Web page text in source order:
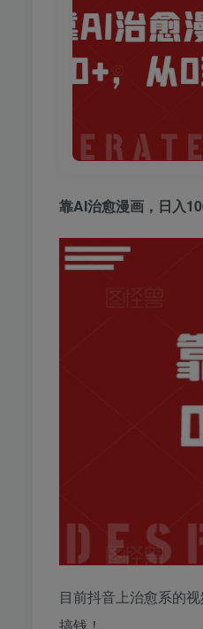
靠AI治愈漫画 ，日入
目前抖音上治愈系的